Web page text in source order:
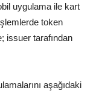
uygulama ile kart
token
issuer tarafından
aşağıdaki